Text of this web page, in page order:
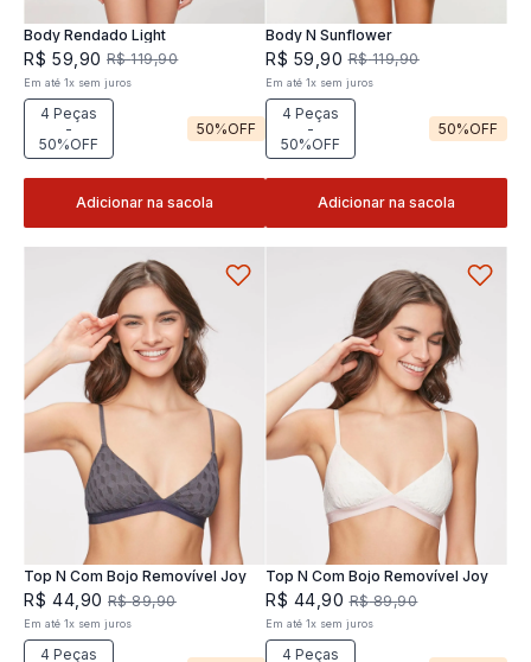
Body Rendado Light
R$ 59 90 R$ 119,90
Em até1x sem juros
4 Peças
-
50%OFF
50%OFF
Adicionar na sacola
Body N Sunflower
R$ 59 ,90 R$ 119,90
Em até 1x sem juros
4 Peças
-
50%OFF
50%OFF
Adicionar na sacola
Top N Com Bojo Removível Joy
R$ 44,90 R$ 89,90
Em até1x sem juros
4 Peças
Top N Com Bojo Removível Joy
R$ 44,90 R$ 89,90
Em até 1x sem juros
4 Peças